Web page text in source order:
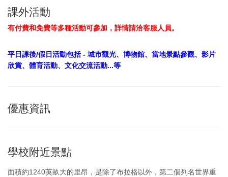
課外活動
有付費和免費等多種活動可參加，詳情請洽客服人員。
平日課後/假日活動包括 - 城市觀光、博物館、當地景點參觀、影片
欣賞、體育活動、文化交流活動...等
優惠資訊
學校附近景點
面積約1240英畝大的里昂，是除了布拉格以外，第二個列名世界重